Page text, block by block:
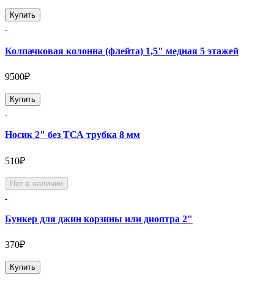
Купить
Колпачковая колонна (флейта) 1,5" медная 5 этажей
9500₽
Купить
Носик 2" без ТСА трубка 8 мм
510₽
Нет в наличии
Бункер для джин корзины или диоптра 2"
370₽
Купить